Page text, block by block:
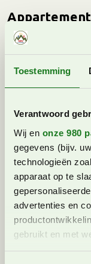
Toestemming
Verantwoord
Wij en onze 980
gegevens (bijv.
technologieën
apparaat op te
advertenties en
gebruikt en met
6-7
badkamers |
Appartement
lichte
de woonkamer
slaapkamers,
slaapkamer met
onderschuifbed.
tweede
regendouche.